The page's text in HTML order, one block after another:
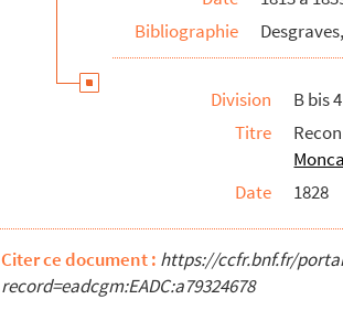
Ms 3012. "N° 387 Cbis à Cbis 390.
Ms 3013. "N° 391 Cbis à Cbis 396.
Ms 3014. "N° 397 Cbis à Cbis N°402.
Ms 3015. "N° 403 Cbis à Cbis 446.
Ms 3016. "N° 447 Cbis. Notes et
Ms 3017. "N° 1 Dbis à Dbis N° 10.
Ms 3018. "N° 11 Dbis à Dbis N° 28.
Ms 3019. "N° 1 Ebis à Ebis 46. Affaires
Bibliographie
Division
B bis 4
Titre
Date
1828
Citer ce document : https://ccfr.bnf.fr/
record=eadcgm:EADC:a79324678